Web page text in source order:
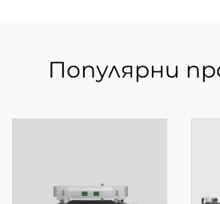
Популярни